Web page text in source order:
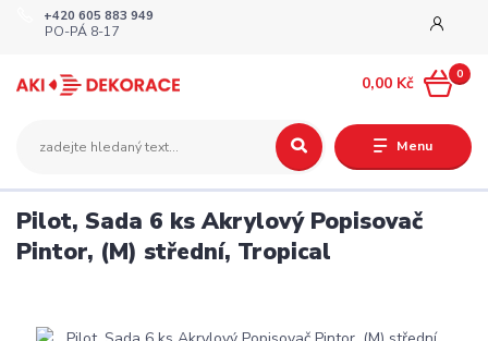
Menu
+420 605 883 949
PO-PÁ 8-17
0
0,00 Kč
Pilot, Sada 6 ks Akrylový Popisovač
Pintor, (M) střední, Tropical